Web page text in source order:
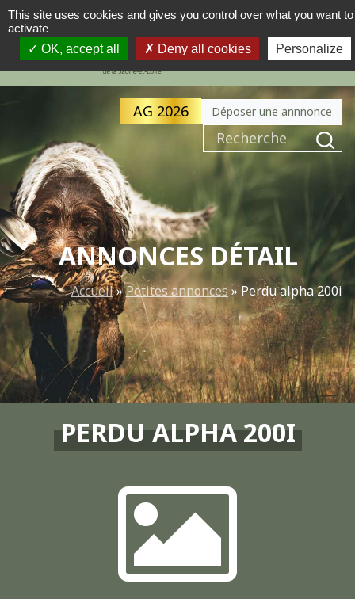
NAVIGATION PRINCIPALE
MENU
AG 2026 Déposer une annnonce
Recherche pour :
ANNONCES DÉTAIL
Accueil»Petites annonces»Perdu alpha 200i
PERDU ALPHA 200I
This site uses cookies and gives you control over what you want to
activate
OK, accept all
Deny all cookies Personalize